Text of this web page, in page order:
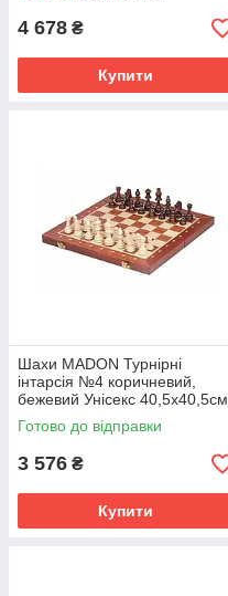
4 678 ₴
Купити
Шахи MADON Турнірні
інтарсія №4 коричневий,
бежевий Унісекс 40,5х40,5см
арт 94 MD94
Готово до відправки
3 576 ₴
Купити